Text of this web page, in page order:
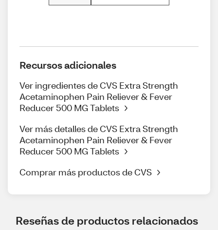
Recursos adicionales
Ver ingredientes de CVS Extra Strength
Acetaminophen Pain Reliever & Fever
Reducer 500 MG Tablets
Ver más detalles de CVS Extra Strength
Acetaminophen Pain Reliever & Fever
Reducer 500 MG Tablets
Comprar más productos de CVS
Reseñas de productos relacionados